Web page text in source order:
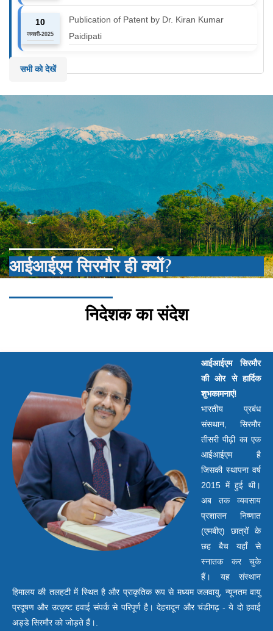
track at MICA ICMC 2025 conference
10
जनवरी-2025
Publication of Patent by Dr. Kiran Kumar
Paidipati
सभी को देखें
आईआईएम सिरमौर ही क्यों?
निदेशक का संदेश
आईआईएम सिरमौर
की ओर से हार्दिक
शुभकामनाएं!
भारतीय प्रबंध
संसथान, सिरमौर
तीसरी पीढ़ी का एक
आईआईएम है
जिसकी स्थापना वर्ष
2015 में हुई थी।
अब तक व्यवसाय
प्रशासन निष्णात
(एमबीए) छात्रों के
छह बैच यहाँ से
स्नातक कर चुके
हैं। यह संस्थान
हिमालय की तलहटी में स्थित है और प्राकृतिक रूप से मध्यम जलवायु, न्यूनतम वायु
प्रदूषण और उत्कृष्ट हवाई संपर्क से परिपूर्ण है। देहरादून और चंडीगढ़ - ये दो हवाई
अड्डे सिरमौर को जोड़ते हैं।.